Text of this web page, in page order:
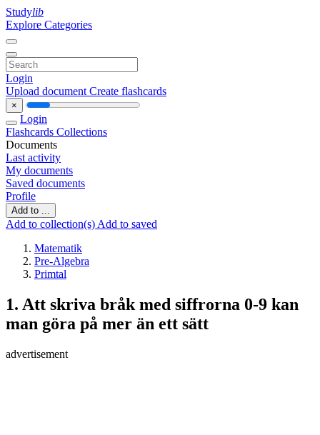
Studylib
Explore Categories
Login
Upload document Create flashcards
×
Login
Flashcards Collections
Documents
Last activity
My documents
Saved documents
Profile
Add to ...
Add to collection(s) Add to saved
Matematik
Pre-Algebra
Primtal
1. Att skriva bråk med siffrorna 0-9 kan
man göra på mer än ett sätt
advertisement